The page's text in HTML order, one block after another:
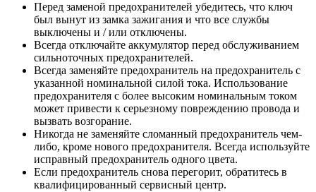
Перед заменой предохранителей убедитесь, что ключ
был вынут из замка зажигания и что все службы
выключены и / или отключены.
Всегда отключайте аккумулятор перед обслуживанием
сильноточных предохранителей.
Всегда заменяйте предохранитель на предохранитель с
указанной номинальной силой тока. Использование
предохранителя с более высоким номинальным током
может привести к серьезному повреждению провода и
вызвать возгорание.
Никогда не заменяйте сломанный предохранитель чем-
либо, кроме нового предохранителя. Всегда используйте
исправный предохранитель одного цвета.
Если предохранитель снова перегорит, обратитесь в
квалифицированный сервисный центр.